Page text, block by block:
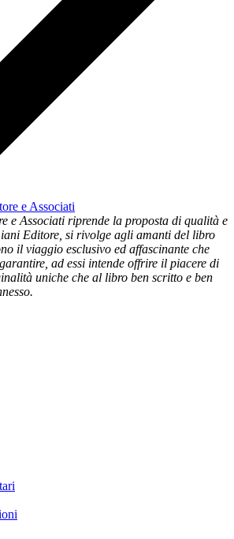
e Associati riprende la proposta di qualità e
Editore, si rivolge agli amanti del libro
il viaggio esclusivo ed affascinante che
ad essi intende offrire il piacere di
uniche che al libro ben scritto e ben